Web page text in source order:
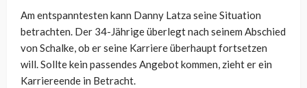
Am entspanntesten kann Danny Latza seine Situation
betrachten. Der 34-Jährige überlegt nach seinem Abschied
von Schalke, ob er seine Karriere überhaupt fortsetzen
will. Sollte kein passendes Angebot kommen, zieht er ein
Karriereende in Betracht.